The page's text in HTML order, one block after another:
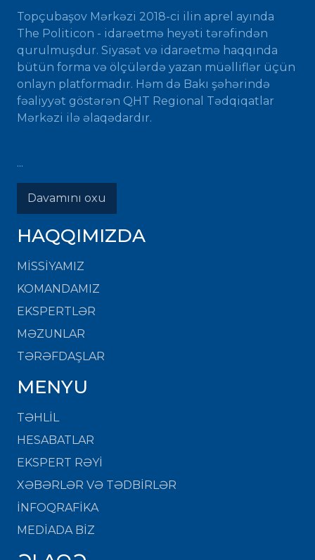
Topçubaşov Mərkəzi 2018-ci ilin aprel ayında
The Politicon - idarəetmə heyəti tərəfindən
qurulmuşdur. Siyasət və idarəetmə haqqında
bütün forma və ölçülərdə yazan müəlliflər üçün
onlayn platformadır. Həm də Bakı şəhərində
fəaliyyət göstərən QHT Regional Tədqiqatlar
Mərkəzi ilə əlaqədardır.
...
Davamını oxu
HAQQIMIZDA
MISSIYAMIZ
KOMANDAMIZ
EKSPERTLƏR
MƏZUNLAR
TƏRƏFDAŞLAR
MENYU
TƏHLİL
HESABATLAR
EKSPERT RƏYİ
XƏBƏRLƏR VƏ TƏDBİRLƏR
İNFOQRAFİKA
MEDİADA BİZ